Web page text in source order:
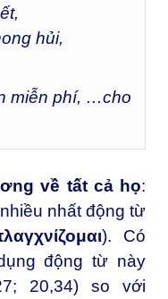
hủi,
miễn phí, …cho
về tất cả họ:
nhất động từ
). Có
động từ này
20,34) so với